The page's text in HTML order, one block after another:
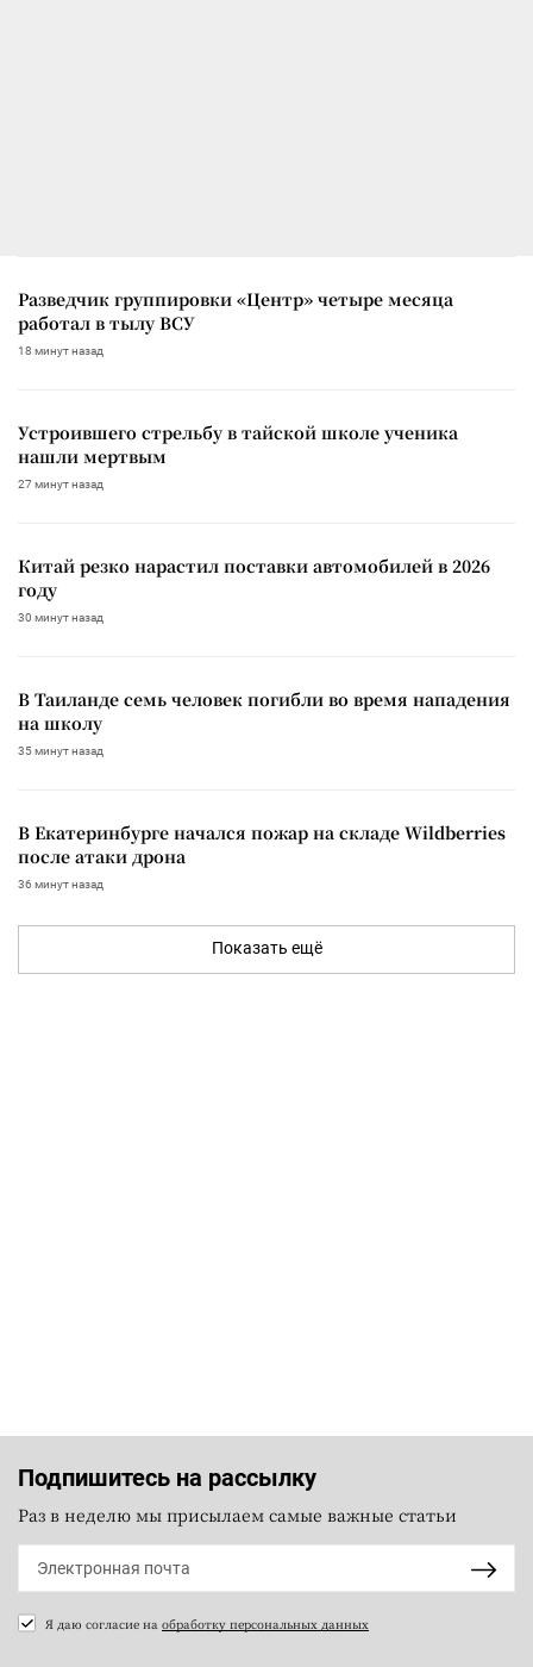
Разведчик группировки «Центр» четыре месяца
работал в тылу ВСУ
18 минут назад
Устроившего стрельбу в тайской школе ученика
нашли мертвым
27 минут назад
Китай резко нарастил поставки автомобилей в 2026
году
30 минут назад
В Таиланде семь человек погибли во время нападения
на школу
35 минут назад
В Екатеринбурге начался пожар на складе Wildberries
после атаки дрона
36 минут назад
Показать ещё
Подпишитесь на рассылку
Раз в неделю мы присылаем самые важные статьи
Я даю согласие на обработку персональных данных